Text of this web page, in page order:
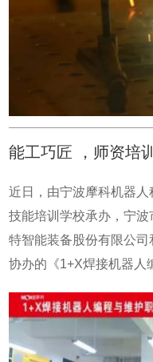
较快用于生产，且可多
接工作站此工作站由模
行处理，计算构件焊缝
型数据加载到智能装焊
位置；由视觉系统对构
理论位置重合；装配机
进行自动焊接。该工作站
分箱型柱、钢柱等，加
装配焊接。会议期间，埃
坛高峰对话”。会议围绕
人工智能策源地”的主题
加第二届智能制造创新论
与进展”主题报告。制造
造业大会作为安徽省开
期两天，在实操考试环
成组合件的角接焊缝焊
裁判组通过外观检测、
外观、焊缝质量、试件
近几年行业关注的焦点
通，增强职业教育适应性
养更多高素质技术技能
家提供坚实的支持。
能工巧匠 ，师资培
近日，由宁波摩科机器
技能培训学校承办，宁
特智能装备股份有限公
协办的《1+X焊接机器人
围绕1+X焊接机器人编程
课，埃夫特提供了优质